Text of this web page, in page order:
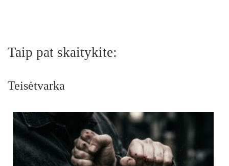
Taip pat skaitykite:
Teisėtvarka